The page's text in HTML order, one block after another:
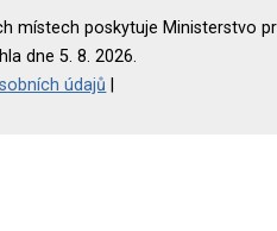
místech poskytuje Ministerstvo
dne 5. 8. 2026.
údajů